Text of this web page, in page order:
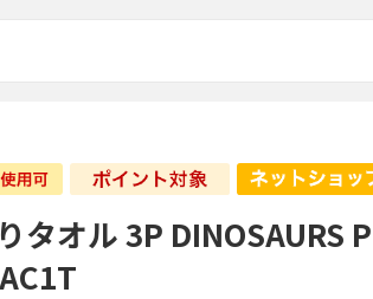
タオル 3P DINOSAURS